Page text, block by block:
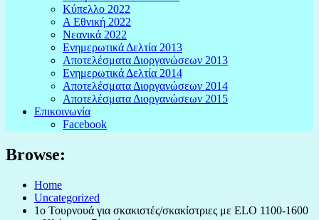
Κύπελλο 2022
Α Εθνική 2022
Νεανικά 2022
Ενημερωτικά Δελτία 2013
Αποτελέσματα Διοργανώσεων 2013
Ενημερωτικά Δελτία 2014
Αποτελέσματα Διοργανώσεων 2014
Αποτελέσματα Διοργανώσεων 2015
Επικοινωνία
Facebook
Browse:
Home
Uncategorized
1ο Τουρνουά για σκακιστές/σκακίστριες με ELO 1100-1600